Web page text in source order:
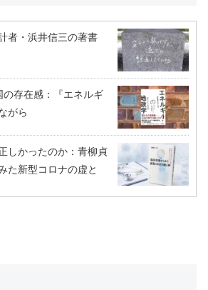
者・浜井信三の著書
存在感：『エネルギ
がら
しかったのか：青柳貞
た新型コロナの虚と